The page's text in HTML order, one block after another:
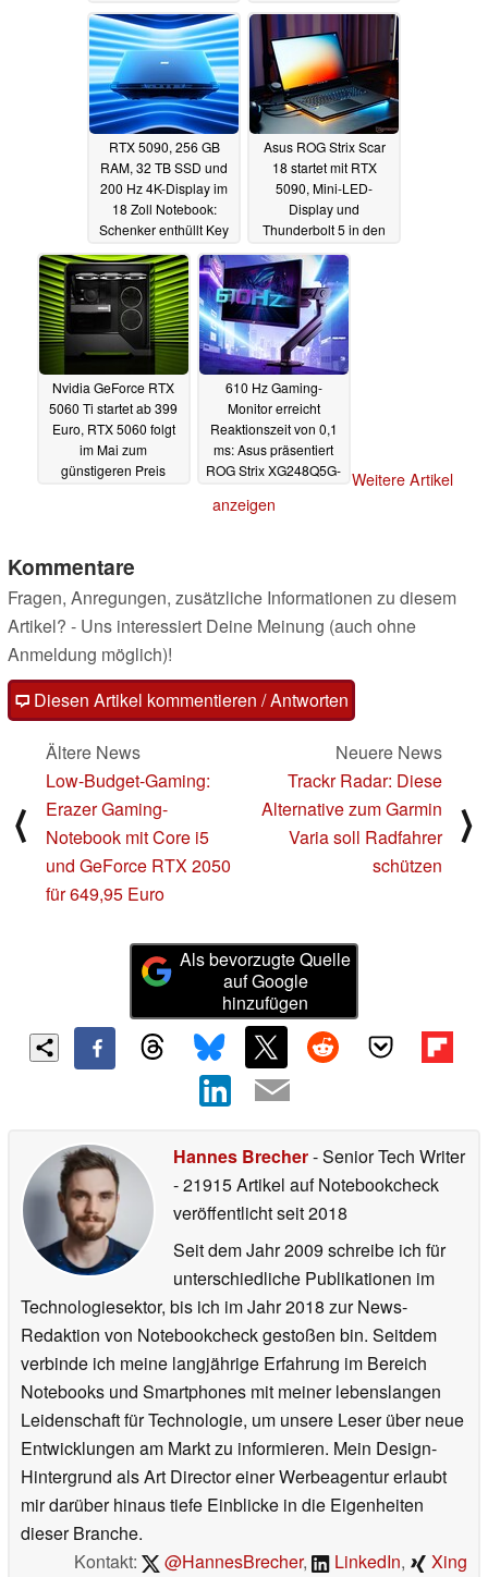
04.05.2025
27.04.2025
RTX 5090, 256 GB
RAM, 32 TB SSD und
200 Hz 4K-Display im
18 Zoll Notebook:
Schenker enthüllt Key
16.04.2025
Asus ROG Strix Scar
18 startet mit RTX
5090, Mini-LED-
Display und
Thunderbolt 5 in den
16.04.2025
Nvidia GeForce RTX
5060 Ti startet ab 399
Euro, RTX 5060 folgt
im Mai zum
günstigeren Preis
610 Hz Gaming-
Monitor erreicht
Reaktionszeit von 0,1
ms: Asus präsentiert
ROG Strix XG248Q5G- Weitere Artikel
anzeigen
Kommentare
Fragen, Anregungen, zusätzliche Informationen zu diesem
Artikel? - Uns interessiert Deine Meinung (auch ohne
Anmeldung möglich)!
Diesen Artikel kommentieren / Antworten
⟨
Ältere News
Low-Budget-Gaming:
Erazer Gaming-
Notebook mit Core i5
und GeForce RTX 2050
für 649,95 Euro
Neuere News
Trackr Radar: Diese
Alternative zum Garmin
Varia soll Radfahrer
schützen
⟩
Als bevorzugte Quelle
auf Google
hinzufügen
Hannes Brecher- Senior Tech Writer
- 21915 Artikel auf Notebookcheck
veröffentlichtseit 2018
Seit dem Jahr 2009 schreibe ich für
unterschiedliche Publikationen im
Technologiesektor, bis ich im Jahr 2018 zur News-
Redaktion von Notebookcheck gestoßen bin. Seitdem
verbinde ich meine langjährige Erfahrung im Bereich
Notebooks und Smartphones mit meiner lebenslangen
Leidenschaft für Technologie, um unsere Leser über neue
Entwicklungen am Markt zu informieren. Mein Design-
Hintergrund als Art Director einer Werbeagentur erlaubt
mir darüber hinaus tiefe Einblicke in die Eigenheiten
dieser Branche.
Kontakt:
@HannesBrecher, LinkedIn, Xing